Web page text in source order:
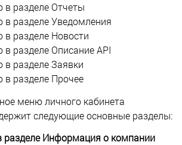
в разделе Отчеты
в разделе Уведомления
в разделе Новости
в разделе Описание API
в разделе Заявки
в разделе Прочее
меню личного кабинета
следующие основные разделы:
разделе Информация о компании